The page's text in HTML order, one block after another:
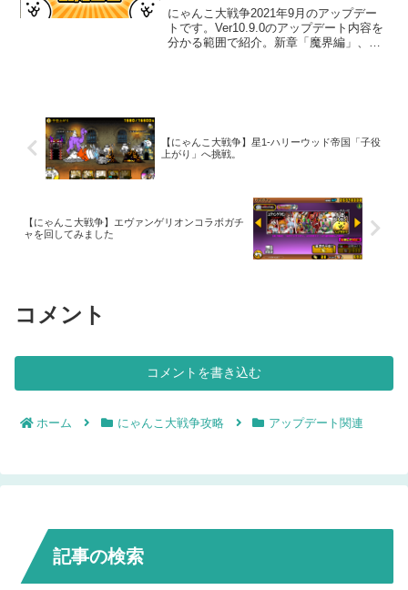
加、レジェンドストーリーに新マ
ップ登場など。
にゃんこ大戦争2021年9月のアップデー
トです。Ver10.9.0のアップデート内容を
分かる範囲で紹介。新章「魔界編」、レ
【にゃんこ大戦争】星1-ハリーウッド帝国「子役
上がり」へ挑戦。
【にゃんこ大戦争】エヴァンゲリオンコラボガチ
ャを回してみました
コメント
コメントを書き込む
ホーム にゃんこ大戦争攻略 アップデート関連
記事の検索